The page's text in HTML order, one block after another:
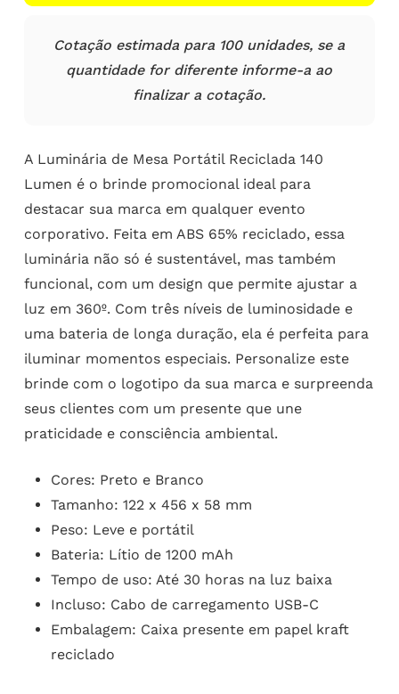
Cotação estimada para 100 unidades, se a
quantidade for diferente informe-a ao
finalizar a cotação.
A Luminária de Mesa Portátil Reciclada 140
Lumen é o brinde promocional ideal para
destacar sua marca em qualquer evento
corporativo. Feita em ABS 65% reciclado, essa
luminária não só é sustentável, mas também
funcional, com um design que permite ajustar a
luz em 360º. Com três níveis de luminosidade e
uma bateria de longa duração, ela é perfeita para
iluminar momentos especiais. Personalize este
brinde com o logotipo da sua marca e surpreenda
seus clientes com um presente que une
praticidade e consciência ambiental.
Cores: Preto e Branco
Tamanho: 122 x 456 x 58 mm
Peso: Leve e portátil
Bateria: Lítio de 1200 mAh
Tempo de uso: Até 30 horas na luz baixa
Incluso: Cabo de carregamento USB-C
Embalagem: Caixa presente em papel kraft
reciclado